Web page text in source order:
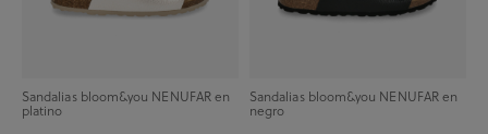
Sandalias bloom&you NENUFAR en
platino
Sandalias bloom&you NENUFAR en
negro